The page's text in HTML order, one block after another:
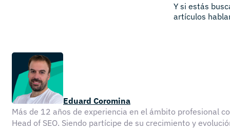
Y si estás
artículos
Eduard Coromina
Más de 12 años de experiencia en el ámbito profesional
Head of SEO. Siendo partícipe de su crecimiento y